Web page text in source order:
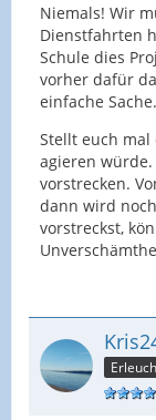
Niemals! Wir
Dienstfahrten
Schule dies
vorher dafür
einfache Sache.
Stellt euch
agieren
vorstrecken.
dann wird
vorstreckst,